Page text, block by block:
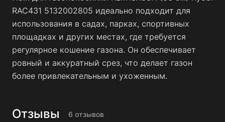
RAC431 5132002805 идеально подходит для
использования в садах, парках, спортивных
площадках и других местах, где требуется
регулярное кошение газона. Он обеспечивает
ровный и аккуратный срез, что делает газон
более привлекательным и ухоженным.
Отзывы 6 отзывов